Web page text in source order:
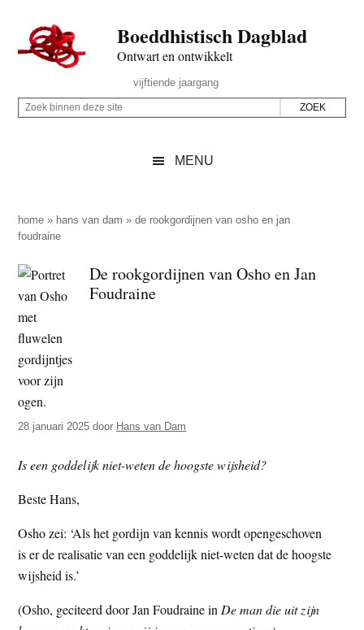
naar
de
inhoud
secondary
naar
de
sidebar
naar
de
Boeddhistisch Dagblad
Ontwart en ontwikkelt
Rechts
vijftiende jaargang
Z
p
d
e
z
e
s
i
t
e
Z
i
n
e
n
d
e
z
e
s
i
e
MENU
home » hans van dam »de rookgordijnen van osho en jan
foudraine
De rookgordijnen van Osho en Jan
Foudraine
28 januari 2025 door Hans van Dam
Is een goddelijk niet-weten de hoogste wijsheid?
Beste Hans,
Osho zei: ‘Als het gordijn van kennis wordt opengeschoven
is er de realisatie van een goddelijk niet-weten dat de hoogste
wijsheid is.’
(Osho, geciteerd door Jan Foudraine in De man die uit zijn